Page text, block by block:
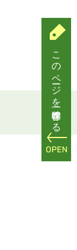
このページを一時保存する